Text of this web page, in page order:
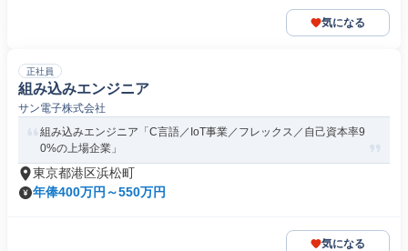
気になる
正社員
組み込みエンジニア
サン電子株式会社
組み込みエンジニア「C言語／IoT事業／フレックス／自己資本率9
0%の上場企業」
東京都港区浜松町
年俸400万円～550万円
気になる